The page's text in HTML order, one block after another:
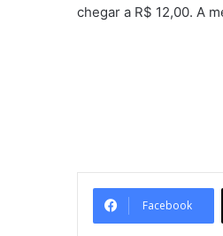
chegar a R$ 12,00. A
Facebook